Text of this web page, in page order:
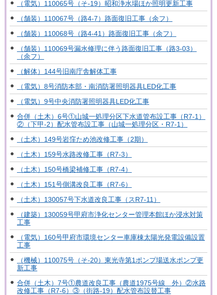
（電気）110065号（そ-19）昭和浄水場ほか照明更新工事
（舗装）110067号（路4-7）路面復旧工事（余フ）
（舗装）110068号（路4-41）路面復旧工事（余フ）
（舗装）110069号漏水修理に伴う路面復旧工事（路3-03）
（余フ）
（解体）144号旧南庁舎解体工事
（電気）8号消防本部・南消防署照明器具LED化工事
（電気）9号中央消防署照明器具LED化工事
合併（土木）6号①山城一処理分区下水道管布設工事（R7-1）
②（下甲-2）配水管布設工事（山城一処理分区・R7-1）
（土木）149号岩窪ため池改修工事（2期）
（土木）159号水路改修工事（R7-3）
（土木）150号橋梁補修工事（R7-4）
（土木）151号側溝改良工事（R7-6）
（土木）130057号下水道改良工事（スR7-11）
（建築）130059号甲府市浄化センター管理本館ほか浸水対策
工事
（電気）160号甲府市環境センター車庫棟太陽光発電設備設置
工事
（機械）110075号（そ-20）東光寺第1ポンプ場送水ポンプ更
新工事
合併（土木）7号①農道改良工事（農道1975号線 外）②水路
改修工事（R7-6）③（街路-19）配水管布設替工事